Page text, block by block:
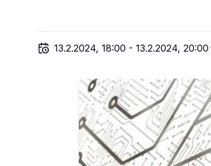
13.2.2024, 18:00 - 13.2.2024, 20:00